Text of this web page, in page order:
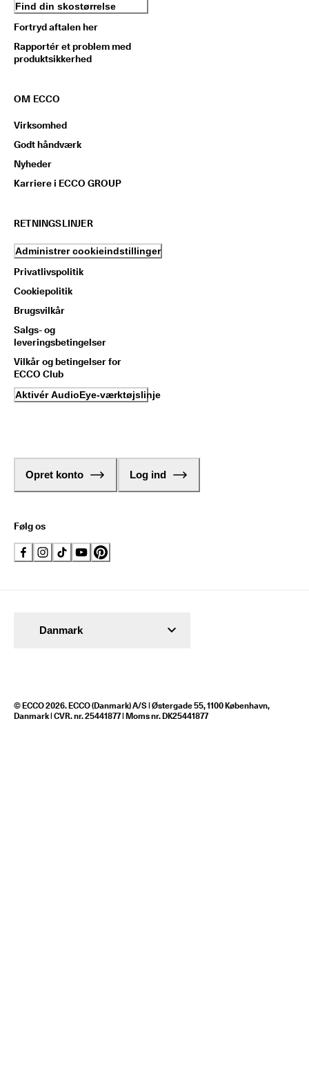
Find din skostørrelse
Fortryd aftalen her
Rapportér et problem med
produktsikkerhed
OM ECCO
Virksomhed
Godt håndværk
Nyheder
Karriere i ECCO GROUP
RETNINGSLINJER
Administrer cookieindstillinger
Privatlivspolitik
Cookiepolitik
Brugsvilkår
Salgs- og
leveringsbetingelser
Vilkår og betingelser for
ECCO Club
Aktivér AudioEye-værktøjslinje
Opret konto Log ind
Følg os
© ECCO 2026. ECCO (Danmark) A/S | Østergade 55, 1100 København,
Danmark | CVR. nr. 25441877 | Moms nr. DK25441877
Danmark